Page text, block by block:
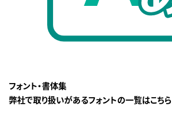
フォント・書体集
弊社で取り扱いがあるフォントの一覧はこちら